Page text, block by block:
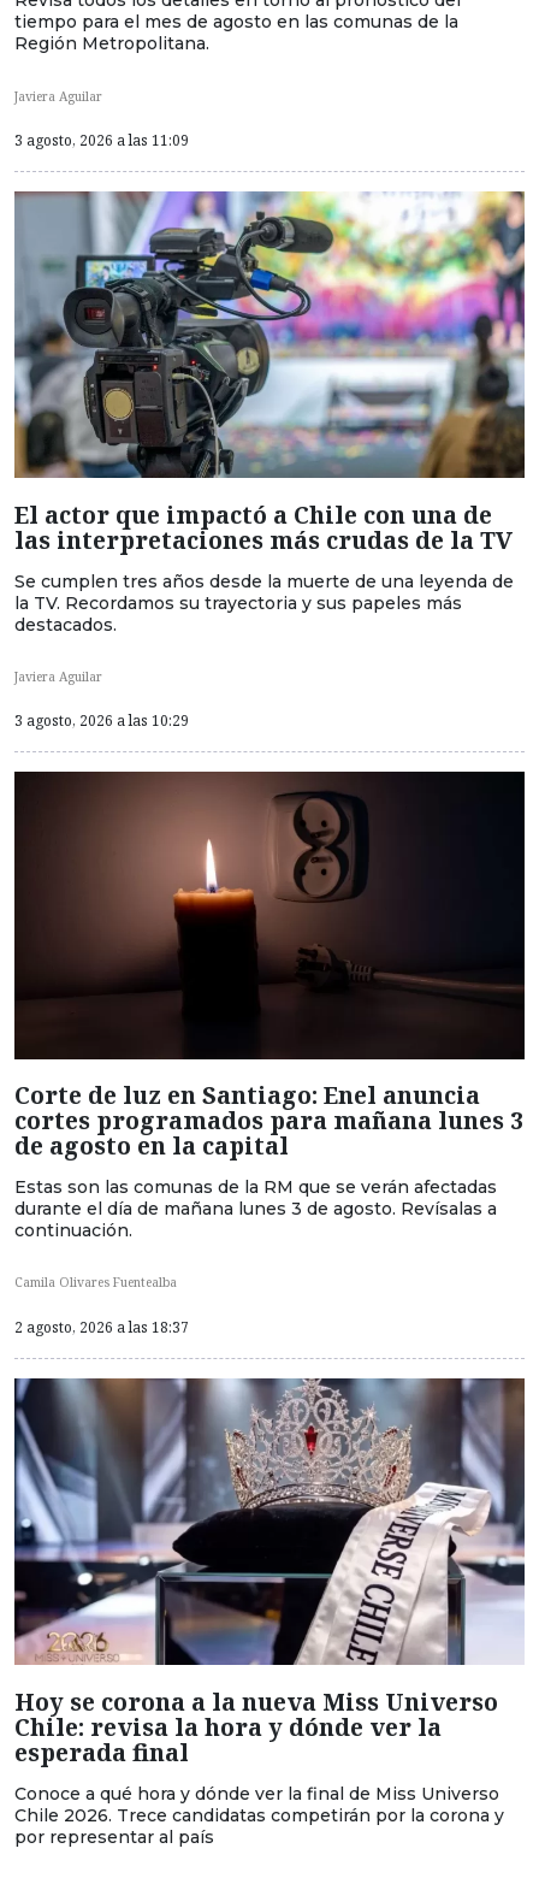
tiempo para el mes de agosto en las comunas de la
Región Metropolitana.
Javiera Aguilar
3 agosto, 2026 a las 11:09
El actor que impactó a Chile con una de
las interpretaciones más crudas de la TV
Se cumplen tres años desde la muerte de una leyenda de
la TV. Recordamos su trayectoria y sus papeles más
destacados.
Javiera Aguilar
3 agosto, 2026 a las 10:29
Corte de luz en Santiago: Enel anuncia
cortes programados para mañana lunes 3
de agosto en la capital
Estas son las comunas de la RM que se verán afectadas
durante el día de mañana lunes 3 de agosto. Revísalas a
continuación.
Camila Olivares Fuentealba
2 agosto, 2026 a las 18:37
Hoy se corona a la nueva Miss Universo
Chile: revisa la hora y dónde ver la
esperada final
Conoce a qué hora y dónde ver la final de Miss Universo
Chile 2026. Trece candidatas competirán por la corona y
por representar al país